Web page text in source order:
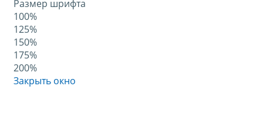
Размер шрифта
100%
125%
150%
175%
200%
Закрыть окно